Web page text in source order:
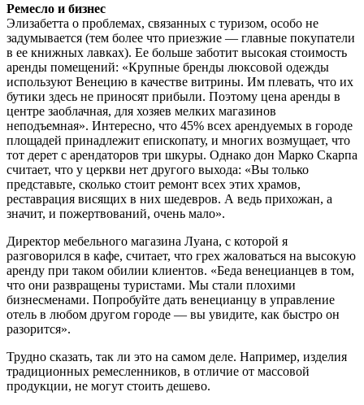
Ремесло и бизнес
Элизабетта о проблемах, связанных с туризом, особо не
задумывается (тем более что приезжие — главные покупатели
в ее книжных лавках). Ее больше заботит высокая стоимость
аренды помещений: «Крупные бренды люксовой одежды
используют Венецию в качестве витрины. Им плевать, что их
бутики здесь не приносят прибыли. Поэтому цена аренды в
центре заоблачная, для хозяев мелких магазинов
неподъемная». Интересно, что 45% всех арендуемых в городе
площадей принадлежит епископату, и многих возмущает, что
тот дерет с арендаторов три шкуры. Однако дон Марко Скарпа
считает, что у церкви нет другого выхода: «Вы только
представьте, сколько стоит ремонт всех этих храмов,
реставрация висящих в них шедевров. А ведь прихожан, а
значит, и пожертвований, очень мало».
Директор мебельного магазина Луана, с которой я
разговорился в кафе, считает, что грех жаловаться на высокую
аренду при таком обилии клиентов. «Беда венецианцев в том,
что они развращены туристами. Мы стали плохими
бизнесменами. Попробуйте дать венецианцу в управление
отель в любом другом городе — вы увидите, как быстро он
разорится».
Трудно сказать, так ли это на самом деле. Например, изделия
традиционных ремесленников, в отличие от массовой
продукции, не могут стоить дешево.